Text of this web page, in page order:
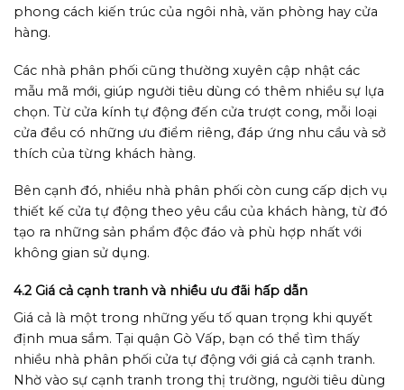
phong cách kiến trúc của ngôi nhà, văn phòng hay cửa
hàng.
Các nhà phân phối cũng thường xuyên cập nhật các
mẫu mã mới, giúp người tiêu dùng có thêm nhiều sự lựa
chọn. Từ cửa kính tự động đến cửa trượt cong, mỗi loại
cửa đều có những ưu điểm riêng, đáp ứng nhu cầu và sở
thích của từng khách hàng.
Bên cạnh đó, nhiều nhà phân phối còn cung cấp dịch vụ
thiết kế cửa tự động theo yêu cầu của khách hàng, từ đó
tạo ra những sản phẩm độc đáo và phù hợp nhất với
không gian sử dụng.
4.2 Giá cả cạnh tranh và nhiều ưu đãi hấp dẫn
Giá cả là một trong những yếu tố quan trọng khi quyết
định mua sắm. Tại quận Gò Vấp, bạn có thể tìm thấy
nhiều nhà phân phối cửa tự động với giá cả cạnh tranh.
Nhờ vào sự cạnh tranh trong thị trường, người tiêu dùng